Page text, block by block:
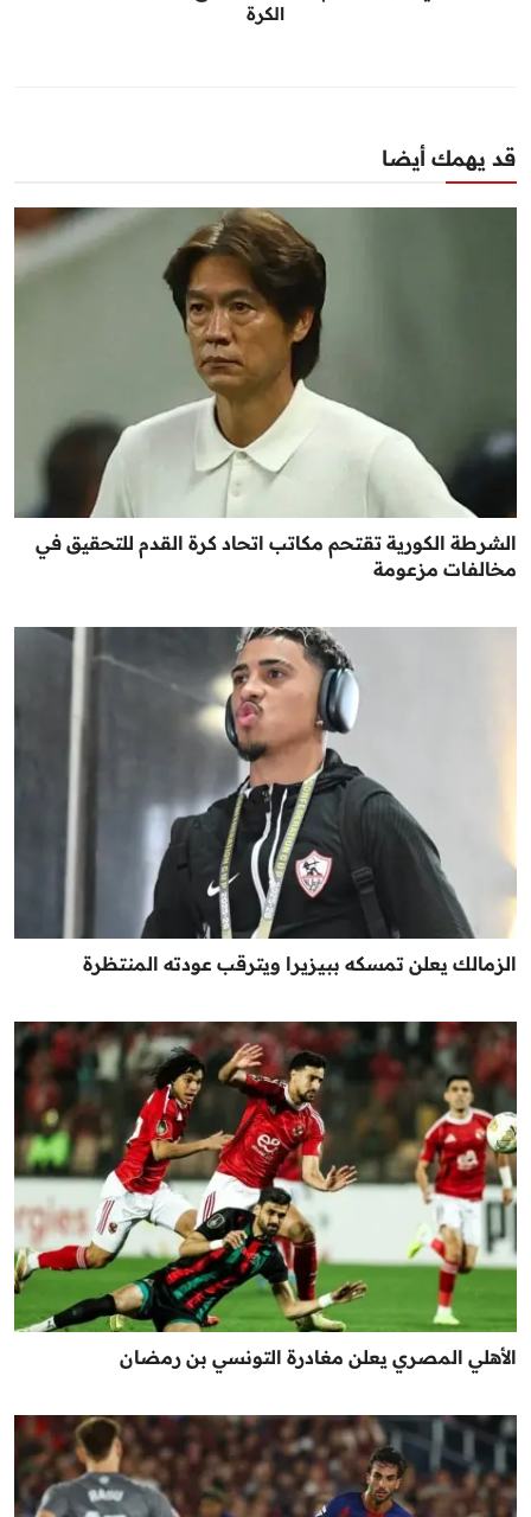
الكرة
قد يهمك أيضا
الشرطة الكورية تقتحم مكاتب اتحاد كرة القدم للتحقيق في
مخالفات مزعومة
الزمالك يعلن تمسكه ببيزيرا ويترقب عودته المنتظرة
الأهلي المصري يعلن مغادرة التونسي بن رمضان